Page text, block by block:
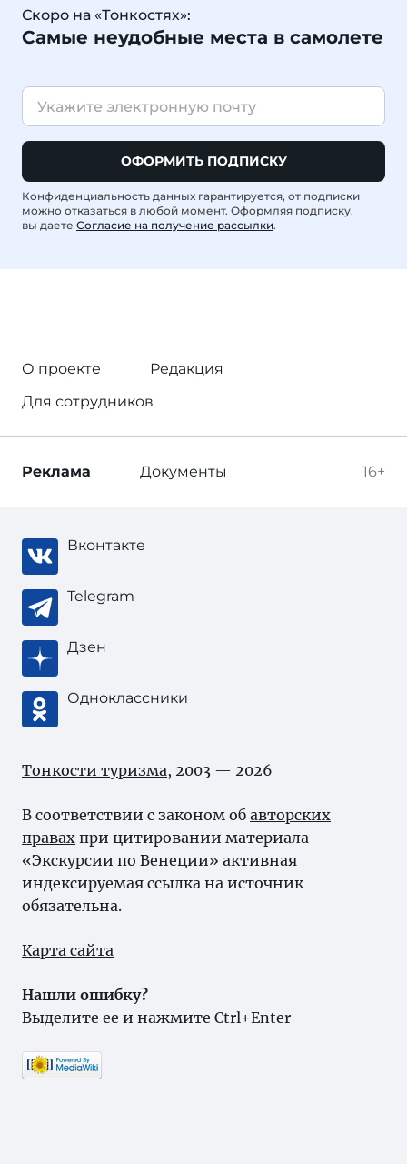
Скоро на «Тонкостях»:
Самые неудобные места в самолете
ОФОРМИТЬ ПОДПИСКУ
Конфиденциальность данных гарантируется, от подписки
можно отказаться в любой момент. Оформляя подписку,
вы даете Согласие на получение рассылки.
О проекте
Редакция
Для сотрудников
16+
Реклама Документы
Вконтакте
Telegram
Дзен
Одноклассники
Тонкости туризма, 2003 — 2026
В соответствии с законом об авторских
правах при цитировании материала
«Экскурсии по Венеции» активная
индексируемая ссылка на источник
обязательна.
Карта сайта
Нашли ошибку?
Выделите ее и нажмите Ctrl+Enter